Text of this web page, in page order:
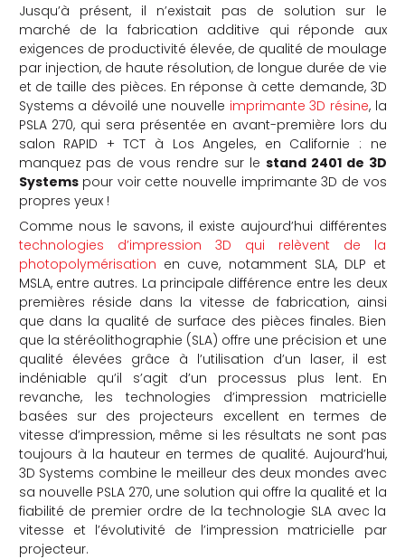
Jusqu’à présent, il n’existait pas de solution sur le
marché de la fabrication additive qui réponde aux
exigences de productivité élevée, de qualité de moulage
par injection, de haute résolution, de longue durée de vie
et de taille des pièces. En réponse à cette demande, 3D
Systems a dévoilé une nouvelle imprimante 3D résine, la
PSLA 270, qui sera présentée en avant-première lors du
salon RAPID + TCT à Los Angeles, en Californie : ne
manquez pas de vous rendre sur le stand 2401 de 3D
Systemspour voir cette nouvelle imprimante 3D de vos
propres yeux !
Comme nous le savons, il existe aujourd’hui différentes
technologies d’impression 3D qui relèvent de la
photopolymérisation en cuve, notamment SLA, DLP et
MSLA, entre autres. La principale différence entre les deux
premières réside dans la vitesse de fabrication, ainsi
que dans la qualité de surface des pièces finales. Bien
que la stéréolithographie (SLA) offre une précision et une
qualité élevées grâce à l’utilisation d’un laser, il est
indéniable qu’il s’agit d’un processus plus lent. En
revanche, les technologies d’impression matricielle
basées sur des projecteurs excellent en termes de
vitesse d’impression, même si les résultats ne sont pas
toujours à la hauteur en termes de qualité. Aujourd’hui,
3D Systems combine le meilleur des deux mondes avec
sa nouvelle PSLA 270, une solution qui offre la qualité et la
fiabilité de premier ordre de la technologie SLA avec la
vitesse et l’évolutivité de l’impression matricielle par
projecteur.